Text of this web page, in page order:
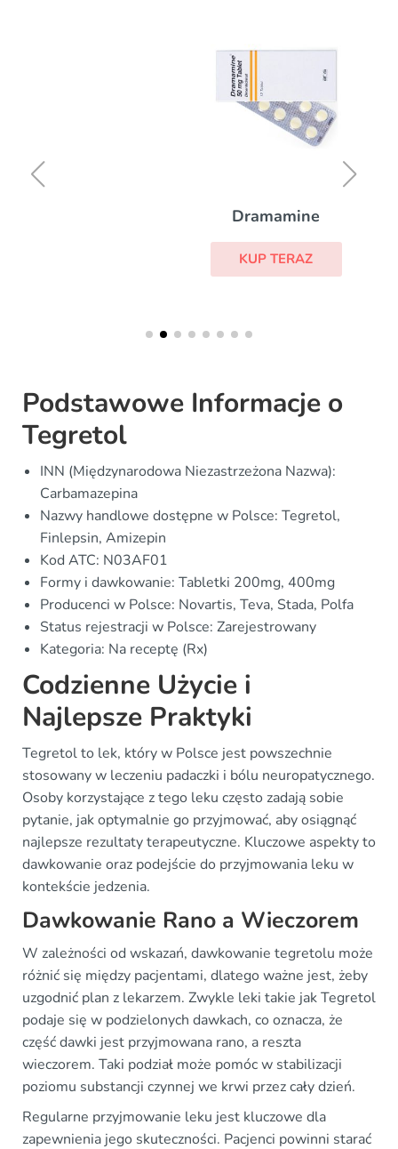
Dramamine
Podstawowe Informacje o
Tegretol
INN (Międzynarodowa Niezastrzeżona Nazwa):
Carbamazepina
Nazwy handlowe dostępne w Polsce: Tegretol,
Finlepsin, Amizepin
Kod ATC: N03AF01
Formy i dawkowanie: Tabletki 200mg, 400mg
Producenci w Polsce: Novartis, Teva, Stada, Polfa
Status rejestracji w Polsce: Zarejestrowany
Kategoria: Na receptę (Rx)
Codzienne Użycie i
Najlepsze Praktyki
Tegretol to lek, który w Polsce jest powszechnie
stosowany w leczeniu padaczki i bólu neuropatycznego.
Osoby korzystające z tego leku często zadają sobie
pytanie, jak optymalnie go przyjmować, aby osiągnąć
najlepsze rezultaty terapeutyczne. Kluczowe aspekty to
dawkowanie oraz podejście do przyjmowania leku w
kontekście jedzenia.
Dawkowanie Rano a Wieczorem
W zależności od wskazań, dawkowanie tegretolu może
różnić się między pacjentami, dlatego ważne jest, żeby
uzgodnić plan z lekarzem. Zwykle leki takie jak Tegretol
podaje się w podzielonych dawkach, co oznacza, że
część dawki jest przyjmowana rano, a reszta
wieczorem. Taki podział może pomóc w stabilizacji
poziomu substancji czynnej we krwi przez cały dzień.
Regularne przyjmowanie leku jest kluczowe dla
zapewnienia jego skuteczności. Pacjenci powinni starać